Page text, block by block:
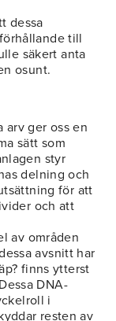
dessa
till
säkert anta
osunt.
arv ger oss en
sätt som
styr
delning och
för att
och att
av områden
avsnitt har
finns ytterst
DNA-
i
resten av